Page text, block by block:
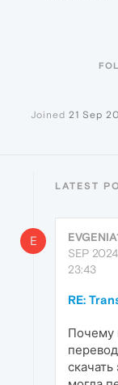
Joined 21 Sep
LATEST
E
SEP
23:43
RE:
Почему